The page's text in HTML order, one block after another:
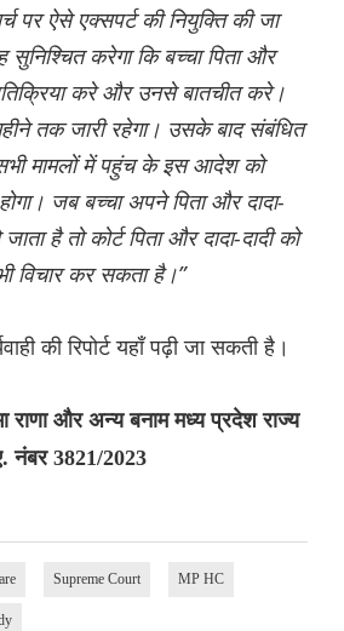
पर ऐसे एक्सपर्ट की नियुक्ति की जा
करेगा कि बच्चा पिता और
करे और उनसे बातचीत करे।
तक जारी रहेगा। उसके बाद संबंधित
मामलों में पहुंच के इस आदेश को
जब बच्चा अपने पिता और दादा-
है तो कोर्ट पिता और दादा-दादी को
विचार कर सकता है।”
की रिपोर्ट यहाँ पढ़ी जा सकती है।
राणा और अन्य बनाम मध्य प्रदेश राज्य
3821/2023
Supreme Court MP HC